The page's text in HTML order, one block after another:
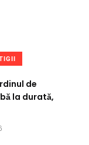
de
la durată,